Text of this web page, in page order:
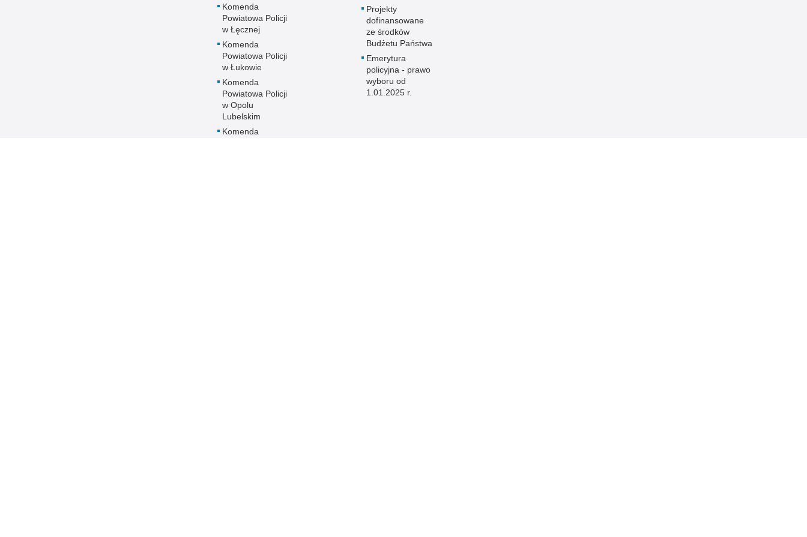
Komenda
Powiatowa Policji
w Łęcznej
Komenda
Powiatowa Policji
w Łukowie
Komenda
Powiatowa Policji
w Opolu
Lubelskim
Komenda
Projekty
dofinansowane
ze środków
Budżetu Państwa
Emerytura
policyjna - prawo
wyboru od
1.01.2025 r.